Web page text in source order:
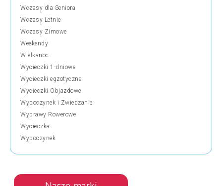
Wczasy dla Seniora
Wczasy Letnie
Wczasy Zimowe
Weekendy
Wielkanoc
Wycieczki 1-dniowe
Wycieczki egzotyczne
Wycieczki Objazdowe
Wypoczynek i Zwiedzanie
Wyprawy Rowerowe
Wycieczka
Wypoczynek